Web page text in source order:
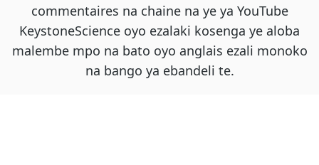
commentaires na chaine na ye ya YouTube
KeystoneScience oyo ezalaki kosenga ye aloba
malembe mpo na bato oyo anglais ezali monoko
na bango ya ebandeli te.